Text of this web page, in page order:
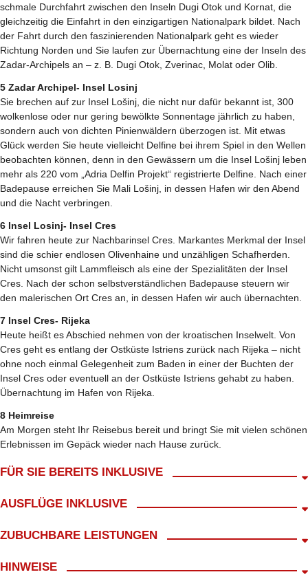
schmale Durchfahrt zwischen den Inseln Dugi Otok und Kornat, die
gleichzeitig die Einfahrt in den einzigartigen Nationalpark bildet. Nach
der Fahrt durch den faszinierenden Nationalpark geht es wieder
Richtung Norden und Sie laufen zur Übernachtung eine der Inseln des
Zadar-Archipels an – z. B. Dugi Otok, Zverinac, Molat oder Olib.
5 Zadar Archipel- Insel Losinj
Sie brechen auf zur Insel Lošinj, die nicht nur dafür bekannt ist, 300
wolkenlose oder nur gering bewölkte Sonnentage jährlich zu haben,
sondern auch von dichten Pinienwäldern überzogen ist. Mit etwas
Glück werden Sie heute vielleicht Delfine bei ihrem Spiel in den Wellen
beobachten können, denn in den Gewässern um die Insel Lošinj leben
mehr als 220 vom „Adria Delfin Projekt“ registrierte Delfine. Nach einer
Badepause erreichen Sie Mali Lošinj, in dessen Hafen wir den Abend
und die Nacht verbringen.
6 Insel Losinj- Insel Cres
Wir fahren heute zur Nachbarinsel Cres. Markantes Merkmal der Insel
sind die schier endlosen Olivenhaine und unzähligen Schafherden.
Nicht umsonst gilt Lammfleisch als eine der Spezialitäten der Insel
Cres. Nach der schon selbstverständlichen Badepause steuern wir
den malerischen Ort Cres an, in dessen Hafen wir auch übernachten.
7 Insel Cres- Rijeka
Heute heißt es Abschied nehmen von der kroatischen Inselwelt. Von
Cres geht es entlang der Ostküste Istriens zurück nach Rijeka – nicht
ohne noch einmal Gelegenheit zum Baden in einer der Buchten der
Insel Cres oder eventuell an der Ostküste Istriens gehabt zu haben.
Übernachtung im Hafen von Rijeka.
8 Heimreise
Am Morgen steht Ihr Reisebus bereit und bringt Sie mit vielen schönen
Erlebnissen im Gepäck wieder nach Hause zurück.
FÜR SIE BEREITS INKLUSIVE
Abholung ab Wohnort gratis!*
An- und Abreise im Reisebus
Begleitung durch LANG Reisen während der gesamten Kreuzfahrt
7x Übernachtung auf der MS Kazimir in der gebuchten Kabine
AUSFLÜGE INKLUSIVE
Inkl. Eintritt Nationalpark Kornati
inkl. Stadtführung Mali Losinj
ZUBUCHBARE LEISTUNGEN
Trinkgeld (Empfehlung) 8,-€ p.P./ ÜN
HINWEISE